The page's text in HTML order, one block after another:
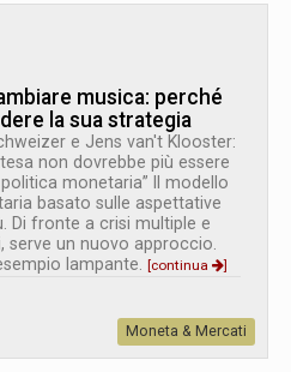
musica: perché
la sua strategia
e Jens van't Klooster:
non dovrebbe più essere
monetaria” Il modello
basato sulle aspettative
Di fronte a crisi multiple e
un nuovo approccio.
lampante. [continua
]
Moneta & Mercati